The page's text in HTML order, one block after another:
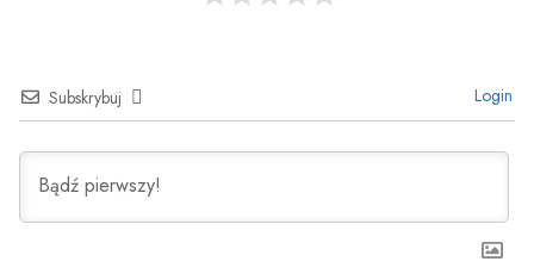
Subskrybuj Login